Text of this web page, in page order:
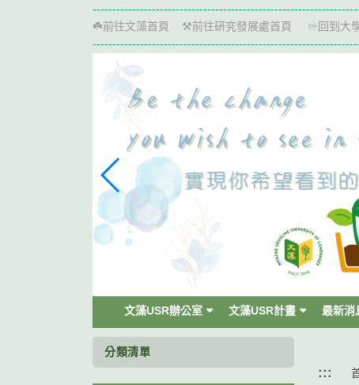
☘️前往文藻首頁 ⚒️前往研究發展處首頁 ♾️ 回到大
文藻USR辦公室 文藻USR計畫 最新消
分類清單
:::